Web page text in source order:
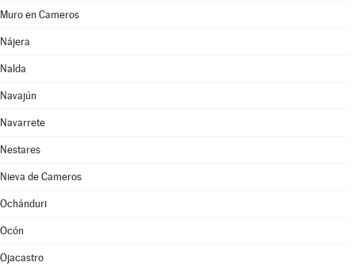
Muro en Cameros
Nájera
Nalda
Navajún
Navarrete
Nestares
Nieva de Cameros
Ochánduri
Ocón
Ojacastro